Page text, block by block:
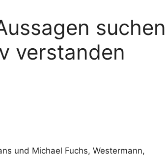
suchen
verstanden
und Michael Fuchs, Westermann,